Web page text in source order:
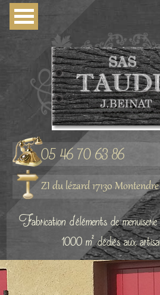
05 46 70 63 86
ZI du lézard 17130 Montendre
Fabrication d'éléments de
1000 m² dédiés aux